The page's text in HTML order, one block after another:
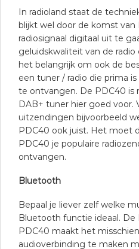
In radioland staat de
blijkt wel door de komst van
radiosignaal digitaal uit te
geluidskwaliteit van de
het belangrijk om ook de
een tuner / radio die prima
te ontvangen. De PDC40 is
DAB+ tuner hier goed voor.
uitzendingen bijvoorbeeld
PDC40 ook juist. Het moet
PDC40 je populaire
ontvangen.
Bluetooth
Bepaal je liever zelf welke
Bluetooth functie ideaal.
PDC40 maakt het
audioverbinding te maken